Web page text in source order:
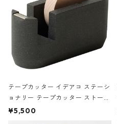
テープカッター イデアコ ステーシ
ョナリー テープカッター ストーン
サンドカラー 石調 ideaco Station
¥5,500